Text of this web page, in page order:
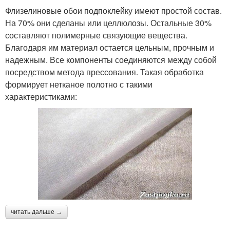
Флизелиновые обои подпоклейку имеют простой состав.
На 70% они сделаны или целлюлозы. Остальные 30%
составляют полимерные связующие вещества.
Благодаря им материал остается цельным, прочным и
надежным. Все компоненты соединяются между собой
посредством метода прессования. Такая обработка
формирует нетканое полотно с такими
характеристиками:
читать дальше →